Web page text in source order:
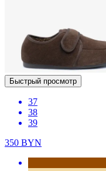
Быстрый просмотр
37
38
39
350 BYN